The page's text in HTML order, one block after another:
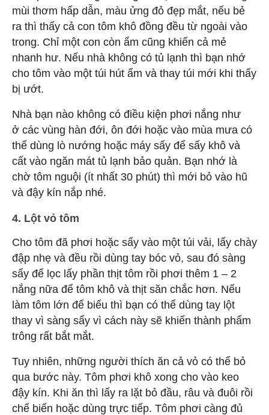
mùi thơm hấp dẫn, màu ửng đỏ đẹp mắt, nếu bẻ
ra thì thấy cả con tôm khô đồng đều từ ngoài vào
trong. Chỉ một con còn ẩm cũng khiến cả mẻ
nhanh hư. Nếu nhà không có tủ lạnh thì bạn nhớ
cho tôm vào một túi hút ẩm và thay túi mới khi thấy
bị ướt.
Nhà bạn nào không có điều kiện phơi nắng như
ở các vùng hàn đới, ôn đới hoặc vào mùa mưa có
thể dùng lò nướng hoặc máy sấy để sấy khô và
cất vào ngăn mát tủ lạnh bảo quản. Bạn nhớ là
chờ tôm nguội (ít nhất 30 phút) thì mới bỏ vào hũ
và đậy kín nắp nhé.
4. Lột vỏ tôm
Cho tôm đã phơi hoặc sấy vào một túi vải, lấy chày
đập nhẹ và đều rồi dùng tay bóc vỏ, sau đó sàng
sẩy để lọc lấy phần thịt tôm rồi phơi thêm 1 – 2
nắng nữa để tôm khô và thịt săn chắc hơn. Nếu
làm tôm lớn để biếu thì bạn có thể dùng tay lột
thay vì sàng sẩy vì cách này sẽ khiến thành phẩm
trông rất bắt mắt.
Tuy nhiên, những người thích ăn cả vỏ có thể bỏ
qua bước này. Tôm phơi khô xong cho vào keo
đậy kín. Khi ăn thì lấy ra lặt bỏ đầu, râu và đuôi rồi
chế biến hoặc dùng trực tiếp. Tôm phơi càng đủ